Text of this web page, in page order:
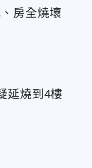
房全燒壞
延燒到4樓